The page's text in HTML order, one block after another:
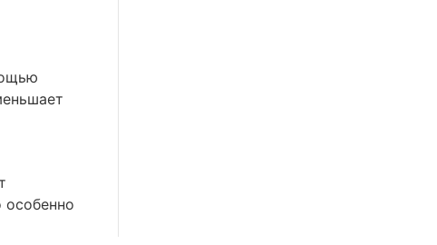
особенно